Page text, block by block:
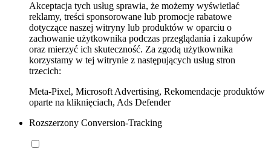
Akceptacja tych usług sprawia, że możemy wyświetlać
reklamy, treści sponsorowane lub promocje rabatowe
dotyczące naszej witryny lub produktów w oparciu o
zachowanie użytkownika podczas przeglądania i zakupów
oraz mierzyć ich skuteczność. Za zgodą użytkownika
korzystamy w tej witrynie z następujących usług stron
trzecich:
Meta-Pixel, Microsoft Advertising, Rekomendacje produktów
oparte na kliknięciach, Ads Defender
Rozszerzony Conversion-Tracking